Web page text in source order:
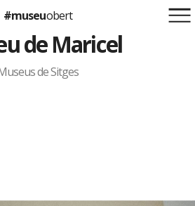
a la iniciativa
#museuobert
de Maricel
de Sitges